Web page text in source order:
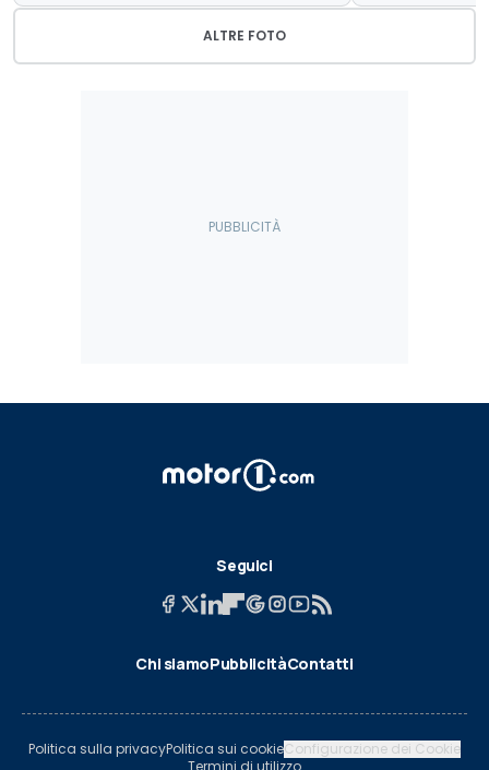
ALTRE FOTO
Seguici
Chi siamoPubblicitàContatti
Politica sulla privacyPolitica sui cookieConfigurazione dei Cookie
Termini di utilizzo